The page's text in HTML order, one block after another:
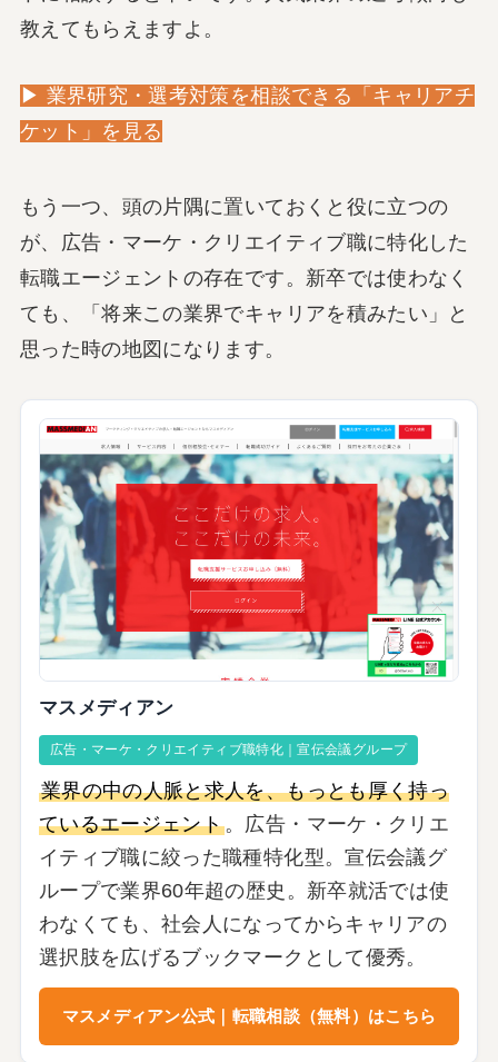
教えてもらえますよ。
▶ 業界研究・選考対策を相談できる「キャリアチ
ケット」を見る
もう一つ、頭の片隅に置いておくと役に立つの
が、広告・マーケ・クリエイティブ職に特化した
転職エージェントの存在です。新卒では使わなく
ても、「将来この業界でキャリアを積みたい」と
思った時の地図になります。
マスメディアン
広告・マーケ・クリエイティブ職特化｜宣伝会議グループ
業界の中の人脈と求人を、もっとも厚く持っ
ているエージェント。広告・マーケ・クリエ
イティブ職に絞った職種特化型。宣伝会議グ
ループで業界60年超の歴史。新卒就活では使
わなくても、社会人になってからキャリアの
選択肢を広げるブックマークとして優秀。
マスメディアン公式｜転職相談（無料）はこちら